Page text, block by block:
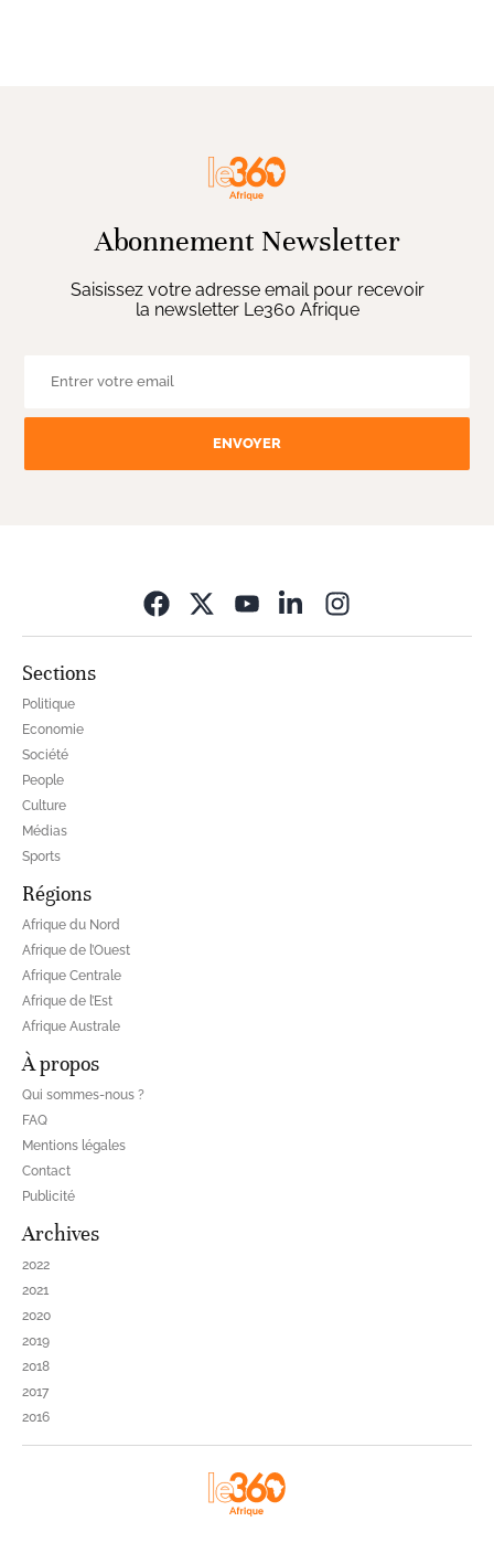
Abonnement Newsletter
Saisissez votre adresse email pour recevoir
la newsletter Le360 Afrique
ENVOYER
Sections
Politique
Economie
Société
People
Culture
Médias
Sports
Régions
Afrique du Nord
Afrique de l’Ouest
Afrique Centrale
Afrique de l’Est
Afrique Australe
À propos
Qui sommes-nous ?
FAQ
Mentions légales
Contact
Publicité
Archives
2022
2021
2020
2019
2018
2017
2016